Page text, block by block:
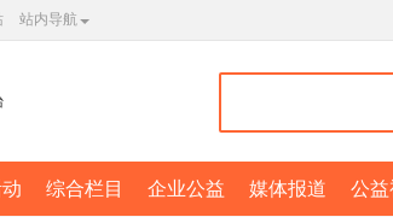
站内导航
综合栏目 企业公益 媒体报道 公益